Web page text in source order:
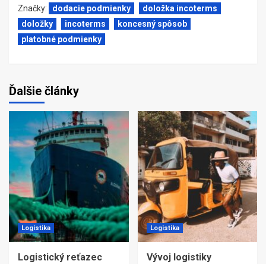
Značky: dodacie podmienky
doložka incoterms
doložky
incoterms
koncesný spôsob
platobné podmienky
Ďalšie články
Logistika
Logistický reťazec
Logistika
Vývoj logistiky